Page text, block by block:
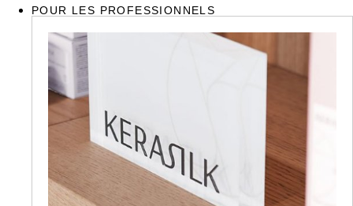
POUR LES PROFESSIONNELS